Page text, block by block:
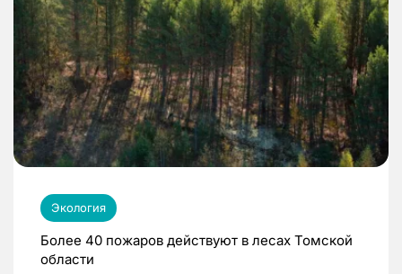
Экология
Более 40 пожаров действуют в лесах Томской
области